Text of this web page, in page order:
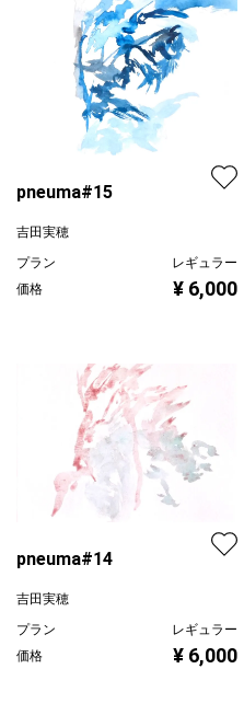
pneuma#15
吉田実穂
プラン
レギュラー
価格
¥ 6,000
pneuma#14
吉田実穂
プラン
レギュラー
価格
¥ 6,000